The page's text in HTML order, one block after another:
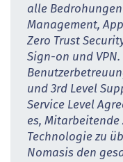
alle
Management,
Zero Trust
Sign-on und
und 3rd Level
Service Level
es,
Technologie zu
Nomasis den